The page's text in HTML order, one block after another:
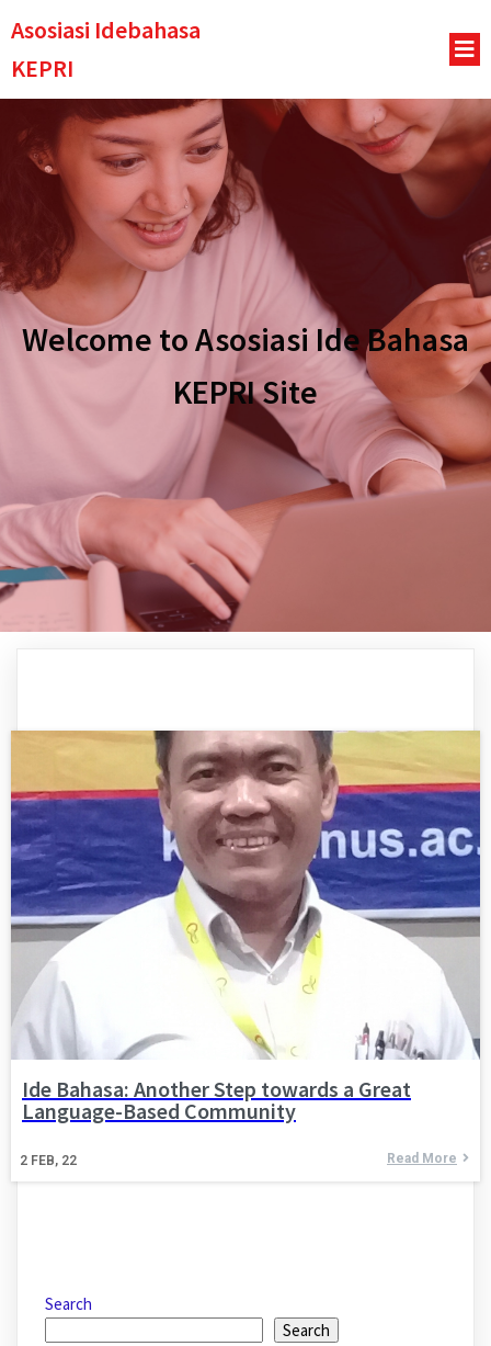
Asosiasi Idebahasa
KEPRI
Welcome to Asosiasi Ide Bahasa
KEPRI Site
Ide Bahasa: Another Step towards a Great
Language-Based Community
2 FEB, 22 Read More
Search
Search